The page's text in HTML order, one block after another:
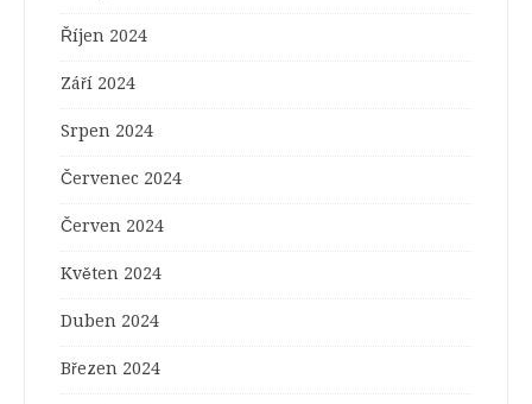
Říjen 2024
Září 2024
Srpen 2024
Červenec 2024
Červen 2024
Květen 2024
Duben 2024
Březen 2024